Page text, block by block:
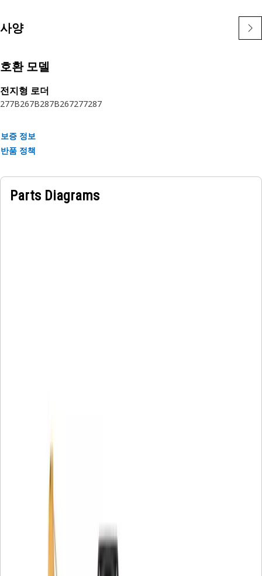
사양
호환 모델
전지형 로더
277B267B287B267277287
보증 정보
반품 정책
Parts Diagrams